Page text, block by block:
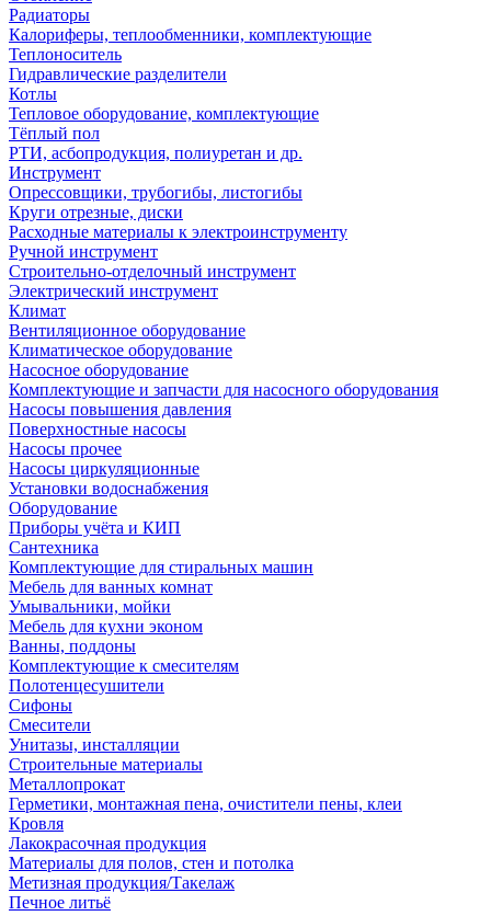
Радиаторы
Калориферы, теплообменники, комплектующие
Теплоноситель
Гидравлические разделители
Котлы
Тепловое оборудование, комплектующие
Тёплый пол
РТИ, асбопродукция, полиуретан и др.
Инструмент
Опрессовщики, трубогибы, листогибы
Круги отрезные, диски
Расходные материалы к электроинструменту
Ручной инструмент
Строительно-отделочный инструмент
Электрический инструмент
Климат
Вентиляционное оборудование
Климатическое оборудование
Насосное оборудование
Комплектующие и запчасти для насосного оборудования
Насосы повышения давления
Поверхностные насосы
Насосы прочее
Насосы циркуляционные
Установки водоснабжения
Оборудование
Приборы учёта и КИП
Сантехника
Комплектующие для стиральных машин
Мебель для ванных комнат
Умывальники, мойки
Мебель для кухни эконом
Ванны, поддоны
Комплектующие к смесителям
Полотенцесушители
Сифоны
Смесители
Унитазы, инсталляции
Строительные материалы
Металлопрокат
Герметики, монтажная пена, очистители пены, клеи
Кровля
Лакокрасочная продукция
Материалы для полов, стен и потолка
Метизная продукция/Такелаж
Печное литьё